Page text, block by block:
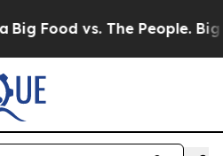
Food vs. The People. Big